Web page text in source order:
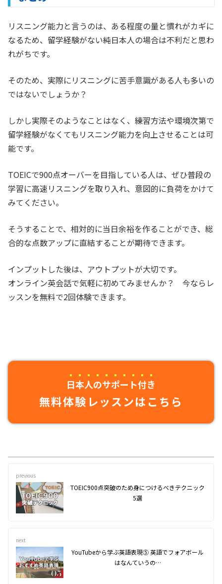
リスニング能力と言うのは、ある程度の量と慣れがカギに
なるため、留学経験がない純日本人の場合は不利だと思わ
れがちです。
そのため、実際にリスニングに苦手意識がある人も多いの
ではないでしょうか？
しかし実際そのようなことはなく、練習方法や環境次第で
留学経験がなくてもリスニング能力を向上させることは可
能です。
TOEICで900点オーバーを目指している人は、ぜひ普段の
学習に高速リスニングを取り入れ、意図的に負荷をかけて
みてください。
そうすることで、相対的に当日余裕を作ることができ、総
合的な点数アップに直結することが期待できます。
インプットした後は、アウトプットが大切です。
オンライン英会話で気軽に初めてみませんか？ 今ならレ
ッスンを無料で2回体験できます。
日本人のサポート付き
無料体験レッスンはこちら
previous
TOEIC900点突破のため身につけるべきテクニック
5選
next
YouTubeから学ぶ英語表現⑤ 英語でフォアボール
はなんていうの…